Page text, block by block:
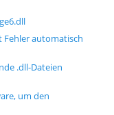
Fehler automatisch
.dll-Dateien
um den